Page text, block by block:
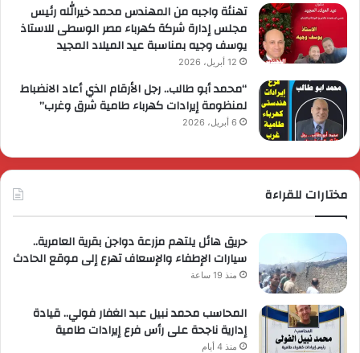
تهنئة واجبه من المهندس محمد خيرالله رئيس
مجلس إدارة شركة كهرباء مصر الوسطى للاستاذ
يوسف وجيه بمناسبة عيد الميلاد المجيد
12 أبريل، 2026
“محمد أبو طالب.. رجل الأرقام الذي أعاد الانضباط
لمنظومة إيرادات كهرباء طامية شرق وغرب”
6 أبريل، 2026
مختارات للقراءة
حريق هائل يلتهم مزرعة دواجن بقرية العامرية..
سيارات الإطفاء والإسعاف تهرع إلى موقع الحادث
منذ 19 ساعة
المحاسب محمد نبيل عبد الغفار فولي.. قيادة
إدارية ناجحة على رأس فرع إيرادات طامية
منذ 4 أيام